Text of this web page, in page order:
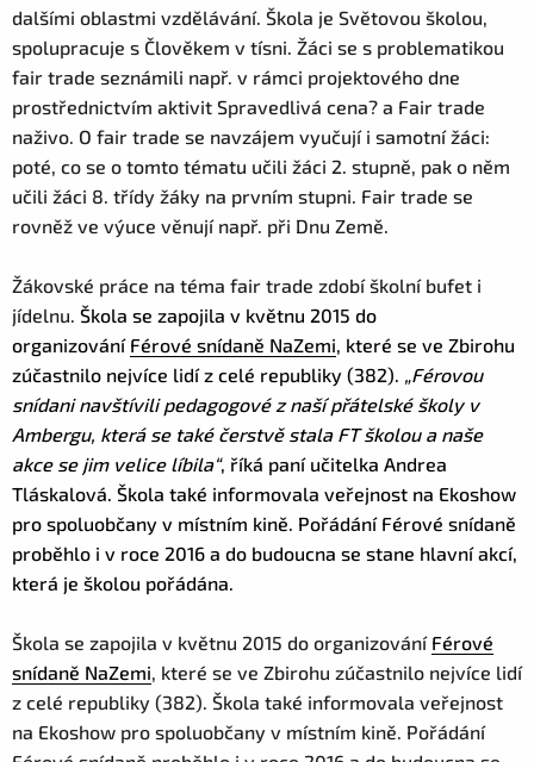
dalšími oblastmi vzdělávání. Škola je Světovou školou,
spolupracuje s Člověkem v tísni. Žáci se s problematikou
fair trade seznámili např. v rámci projektového dne
prostřednictvím aktivit Spravedlivá cena? a Fair trade
naživo. O fair trade se navzájem vyučují i samotní žáci:
poté, co se o tomto tématu učili žáci 2. stupně, pak o něm
učili žáci 8. třídy žáky na prvním stupni. Fair trade se
rovněž ve výuce věnují např. při Dnu Země.
Žákovské práce na téma fair trade zdobí školní bufet i
jídelnu. Škola se zapojila v květnu 2015 do
organizování Férové snídaně NaZemi, které se ve Zbirohu
zúčastnilo nejvíce lidí z celé republiky (382). „Férovou
snídani navštívili pedagogové z naší přátelské školy v
Ambergu, která se také čerstvě stala FT školou a naše
akce se jim velice líbila“, říká paní učitelka Andrea
Tláskalová. Škola také informovala veřejnost na Ekoshow
pro spoluobčany v místním kině. Pořádání Férové snídaně
proběhlo i v roce 2016 a do budoucna se stane hlavní akcí,
která je školou pořádána.
Škola se zapojila v květnu 2015 do organizování Férové
snídaně NaZemi, které se ve Zbirohu zúčastnilo nejvíce lidí
z celé republiky (382). Škola také informovala veřejnost
na Ekoshow pro spoluobčany v místním kině. Pořádání